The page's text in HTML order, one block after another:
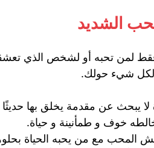
الشديد
لمن تحبه أو لشخص الذي
لكل شيء حولك.
لا يبحث عن مقدمة يخلق بها
خوف و طمأنينة و حياة.
المحب مع من يحبه الحياة